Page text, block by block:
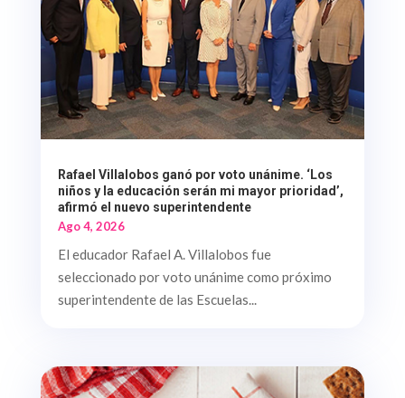
Rafael Villalobos ganó por voto unánime. ‘Los
niños y la educación serán mi mayor prioridad’,
afirmó el nuevo superintendente
Ago 4, 2026
El educador Rafael A. Villalobos fue
seleccionado por voto unánime como próximo
superintendente de las Escuelas...